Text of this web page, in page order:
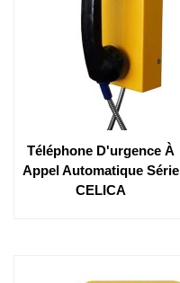
Téléphone D'urgence À
Appel Automatique Série
CELICA